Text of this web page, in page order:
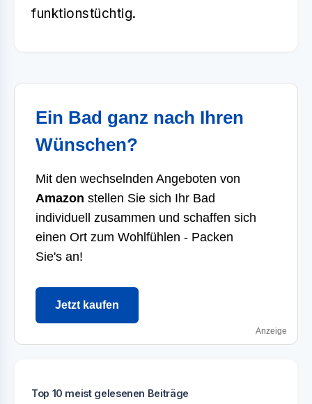
funktionstüchtig.
Ein Bad ganz nach Ihren
Wünschen?
Mit den wechselnden Angeboten von
Amazon stellen Sie sich Ihr Bad
individuell zusammen und schaffen sich
einen Ort zum Wohlfühlen - Packen
Sie's an!
Jetzt kaufen
Anzeige
Top 10 meist gelesenen Beiträge